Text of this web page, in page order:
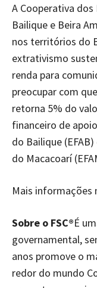
A Cooperativa
Bailique e Beira
nos territórios do
extrativismo
renda para
preocupar com
retorna 5% do
financeiro de
do Bailique
do Macacoarí
Mais informações
Sobre o FSC®É
governamental,
anos promove o
redor do mundo